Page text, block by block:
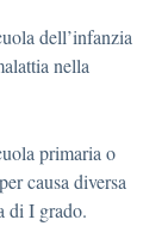
dell’infanzia
nella
primaria o
causa diversa
di I grado.